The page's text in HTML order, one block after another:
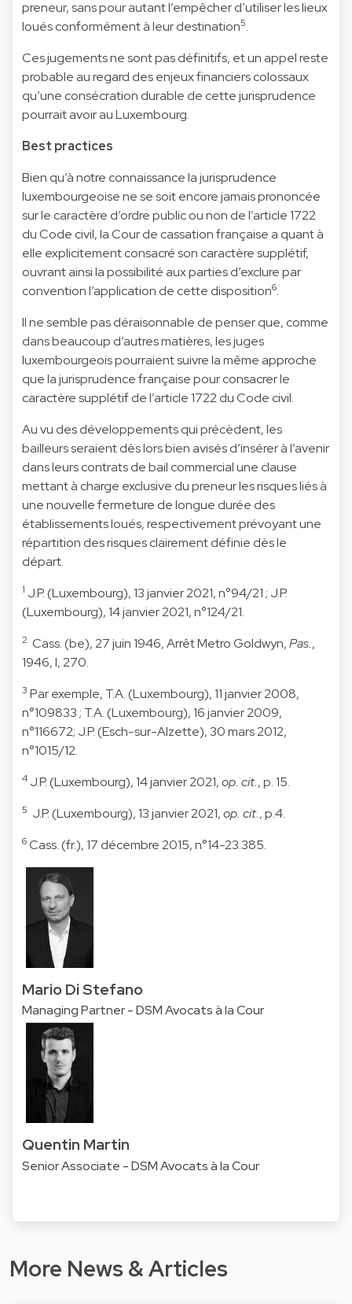
preneur, sans pour autant l’empêcher d’utiliser les lieux
loués conformément à leur destination5.
Ces jugements ne sont pas définitifs, et un appel reste
probable au regard des enjeux financiers colossaux
qu’une consécration durable de cette jurisprudence
pourrait avoir au Luxembourg.
Best practices
Bien qu’à notre connaissance la jurisprudence
luxembourgeoise ne se soit encore jamais prononcée
sur le caractère d’ordre public ou non de l’article 1722
du Code civil, la Cour de cassation française a quant à
elle explicitement consacré son caractère supplétif,
ouvrant ainsi la possibilité aux parties d’exclure par
convention l’application de cette disposition6.
Il ne semble pas déraisonnable de penser que, comme
dans beaucoup d’autres matières, les juges
luxembourgeois pourraient suivre la même approche
que la jurisprudence française pour consacrer le
caractère supplétif de l’article 1722 du Code civil.
Au vu des développements qui précèdent, les
bailleurs seraient dès lors bien avisés d’insérer à l’avenir
dans leurs contrats de bail commercial une clause
mettant à charge exclusive du preneur les risques liés à
une nouvelle fermeture de longue durée des
établissements loués, respectivement prévoyant une
répartition des risques clairement définie dès le
départ.
1 J.P. (Luxembourg), 13 janvier 2021, n°94/21 ; J.P.
(Luxembourg), 14 janvier 2021, n°124/21.
2 Cass. (be), 27 juin 1946, Arrêt Metro Goldwyn,Pas.,
1946, I, 270.
3 Par exemple, T.A. (Luxembourg), 11 janvier 2008,
n°109833 ; T.A. (Luxembourg), 16 janvier 2009,
n°116672; J.P. (Esch-sur-Alzette), 30 mars 2012,
n°1015/12.
4 J.P. (Luxembourg), 14 janvier 2021,op. cit., p. 15.
5 J.P. (Luxembourg), 13 janvier 2021,op. cit., p.4.
6Cass. (fr.), 17 décembre 2015, n°14-23.385.
Mario Di Stefano
Managing Partner - DSM Avocats à la Cour
Quentin Martin
Senior Associate - DSM Avocats à la Cour
More News & Articles